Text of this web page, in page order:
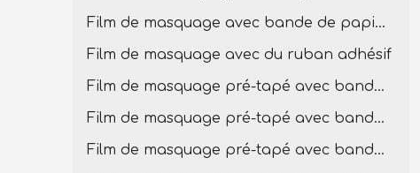
Film de masquage avec bande de papier en crêpe
Film de masquage avec du ruban adhésif
Film de masquage pré-tapé avec bande basse
Film de masquage pré-tapé avec bande de lavage premium
Film de masquage pré-tapé avec bande Washi